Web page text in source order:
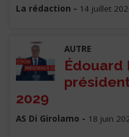
La rédaction - 14 juillet
AUTRE
Édouard
2029
AS Di Girolamo - 18 juin